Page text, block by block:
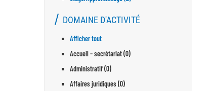
DOMAINE D'ACTIVITÉ
Afficher tout
Accueil – secrétariat (0)
Administratif (0)
Affaires juridiques (0)